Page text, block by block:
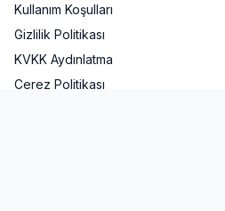
Kullanım Koşulları
Gizlilik Politikası
KVKK Aydınlatma
Çerez Politikası